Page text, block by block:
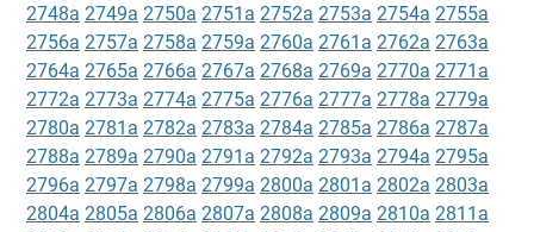
2748a 2749a 2750a 2751a 2752a 2753a 2754a 2755a
2756a 2757a 2758a 2759a 2760a 2761a 2762a 2763a
2764a 2765a 2766a 2767a 2768a 2769a 2770a 2771a
2772a 2773a 2774a 2775a 2776a 2777a 2778a 2779a
2780a 2781a 2782a 2783a 2784a 2785a 2786a 2787a
2788a 2789a 2790a 2791a 2792a 2793a 2794a 2795a
2796a 2797a 2798a 2799a 2800a 2801a 2802a 2803a
2804a 2805a 2806a 2807a 2808a 2809a 2810a 2811a